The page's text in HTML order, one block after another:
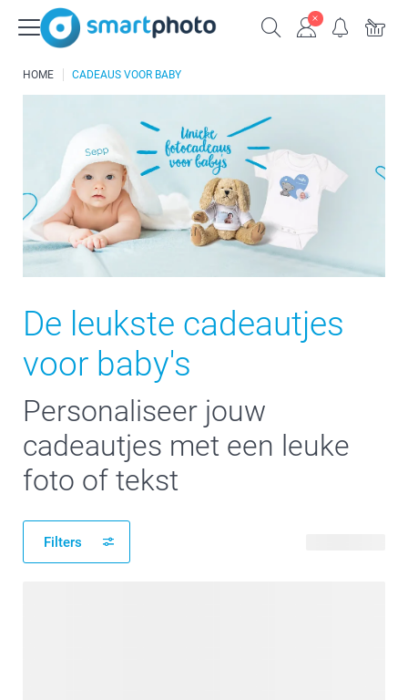
HOME CADEAUS VOOR BABY
De leukste cadeautjes
voor baby's
Personaliseer jouw
cadeautjes met een leuke
foto of tekst
Filters